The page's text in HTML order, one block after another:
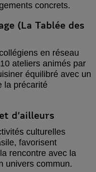
concrets.
(La Tablée des
en réseau
ateliers animés par
équilibré avec un
la précarité
d’ailleurs
culturelles
favorisent
rencontre avec la
univers commun.